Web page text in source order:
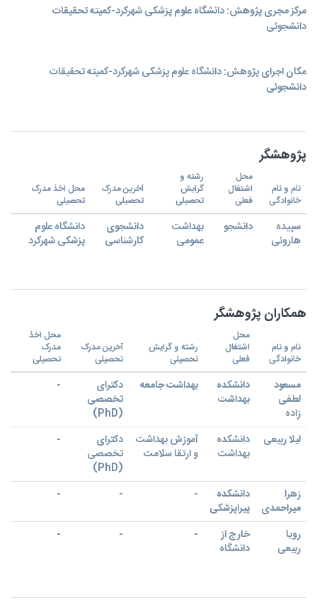
مرکز مجری پژوهش: دانشگاه علوم پزشکی شهرکرد-کمیته تحقیقات
دانشجوئی
مکان اجرای پژوهش: دانشگاه علوم پزشکی شهرکرد-کمیته تحقیقات
دانشجوئی
پژوهشگر
نام و نام
خانوادگی
محل
اشتغال
فعلی
رشته و
گرایش
تحصیلی
آخرین مدرک
تحصیلی
محل اخذ مدرک
تحصیلی
سپیده
هارونی
دانشجو
بهداشت
عمومی
دانشجوی
کارشناسی
دانشگاه علوم
پزشکی شهرکرد
همکاران پژوهشگر
نام و نام
خانوادگی
محل
اشتغال
فعلی
رشته و گرایش
تحصیلی
آخرین مدرک
تحصیلی
محل اخذ
مدرک
تحصیلی
مسعود
لطفی
زاده
دانشکده
بهداشت
بهداشت جامعه
دکترای
تخصصی
(PhD)
-
لیلا ربیعی
دانشکده
بهداشت
آموزش بهداشت
و ارتقا سلامت
دکترای
تخصصی
(PhD)
-
زهرا
میراحمدی
دانشکده
پیراپزشکی
-
-
-
رویا
ربیعی
خارج از
دانشگاه
-
-
-